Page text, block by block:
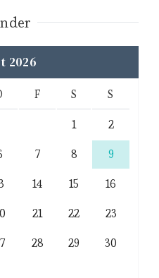
2026
F S S
1
2
7 8
9
14 15
16
21 22
23
28 29
30